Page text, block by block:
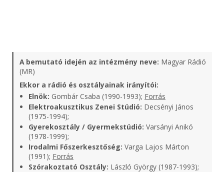
A bemutató idején az intézmény neve: Magyar Rádió
(MR)
Ekkor a rádió és osztályainak irányítói:
Elnök: Gombár Csaba (1990-1993); Forrás
Elektroakusztikus Zenei Stúdió: Decsényi János
(1975-1994);
Gyerekosztály / Gyermekstúdió: Varsányi Anikó
(1978-1999);
Irodalmi Főszerkesztőség: Varga Lajos Márton
(1991); Forrás
Szórakoztató Osztály: László György (1987-1993);